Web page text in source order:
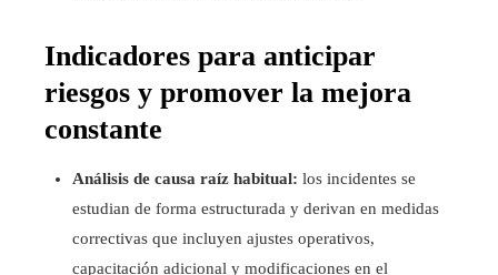
Indicadores para anticipar
riesgos y promover la mejora
constante
Análisis de causa raíz habitual: los incidentes se
estudian de forma estructurada y derivan en medidas
correctivas que incluyen ajustes operativos,
capacitación adicional y modificaciones en el